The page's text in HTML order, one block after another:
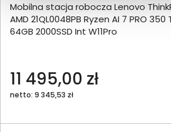
Mobilna stacja robocza Lenovo
AMD 21QL0048PB Ryzen AI 7 PRO 350
64GB 2000SSD Int W11Pro
11 495,00 zł
netto: 9 345,53 zł